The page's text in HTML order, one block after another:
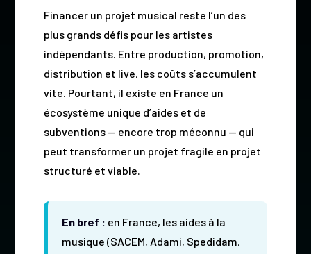
Financer un projet musical reste l’un des
plus grands défis pour les artistes
indépendants. Entre production, promotion,
distribution et live, les coûts s’accumulent
vite. Pourtant, il existe en France un
écosystème unique d’aides et de
subventions — encore trop méconnu — qui
peut transformer un projet fragile en projet
structuré et viable.
En bref : en France, les aides à la
musique (SACEM, Adami, Spedidam,